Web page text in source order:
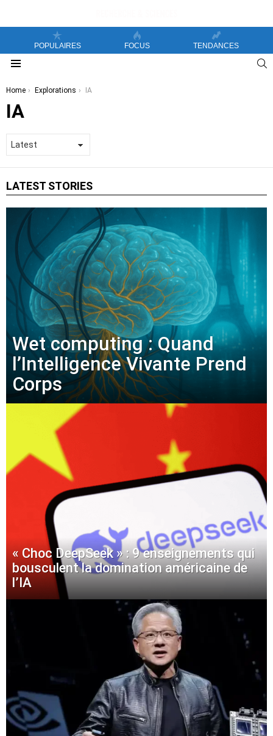
POPULAIRES FOCUS TENDANCES
You are here:
Home Explorations IA
IA
LATEST STORIES
Wet computing : Quand
l’Intelligence Vivante Prend
Corps
« Choc DeepSeek » : 9 enseignements qui
bousculent la domination américaine de
l’IA